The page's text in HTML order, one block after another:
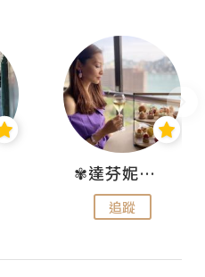
✾達芬妮•愛孩子•愛生活✾
追蹤